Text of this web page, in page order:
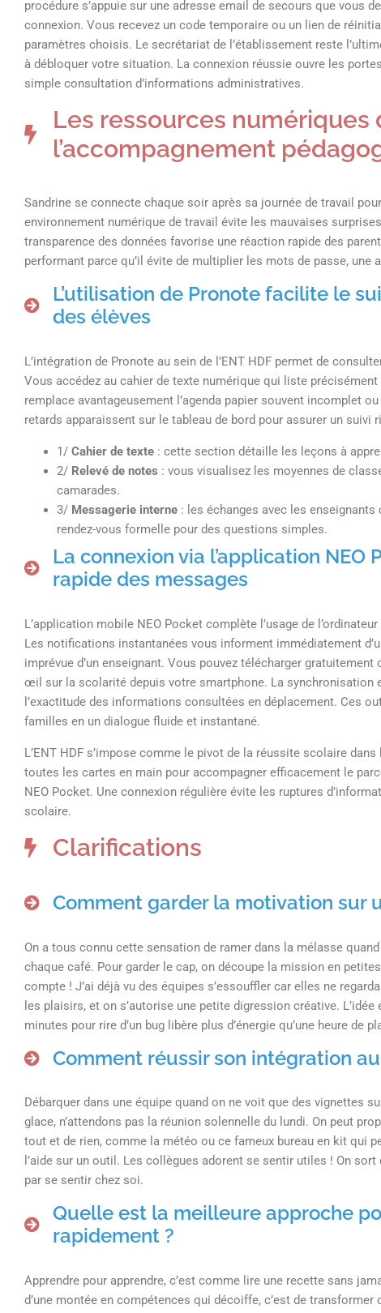
procédure s’appuie sur une adresse email de secours que vous
connexion. Vous recevez un code temporaire ou un lien de
paramètres choisis. Le secrétariat de l’établissement reste
à débloquer votre situation. La connexion réussie ouvre les
simple consultation d’informations administratives.
Les ressources
l’accompagnement
Sandrine se connecte chaque soir après sa journée de travail
environnement numérique de travail évite les mauvaises
transparence des données favorise une réaction rapide des
performant parce qu’il évite de multiplier les mots de passe, une
L’utilisation de Pronote facilite le
des élèves
L’intégration de Pronote au sein de l’ENT HDF permet de
Vous accédez au cahier de texte numérique qui liste
remplace avantageusement l’agenda papier souvent incomplet
retards apparaissent sur le tableau de bord pour assurer un suivi
1/ Cahier de texte : cette section détaille les leçons à
2/ Relevé de notes : vous visualisez les moyennes de
camarades.
3/ Messagerie interne : les échanges avec les
rendez-vous formelle pour des questions simples.
La connexion via l’application
rapide des messages
L’application mobile NEO Pocket complète l’usage de
Les notifications instantanées vous informent immédiatement
imprévue d’un enseignant. Vous pouvez télécharger
œil sur la scolarité depuis votre smartphone. La synchronisation
l’exactitude des informations consultées en déplacement. Ces
familles en un dialogue fluide et instantané.
L’ENT HDF s’impose comme le pivot de la réussite scolaire
toutes les cartes en main pour accompagner efficacement le
NEO Pocket. Une connexion régulière évite les ruptures
scolaire.
Clarifications
Comment garder la motivation sur
On a tous connu cette sensation de ramer dans la mélasse
chaque café. Pour garder le cap, on découpe la mission en
compte ! J’ai déjà vu des équipes s’essouffler car elles ne
les plaisirs, et on s’autorise une petite digression créative.
minutes pour rire d’un bug libère plus d’énergie qu’une heure de
Comment réussir son intégration
Débarquer dans une équipe quand on ne voit que des vignettes
glace, n’attendons pas la réunion solennelle du lundi. On peut
tout et de rien, comme la météo ou ce fameux bureau en kit qui
l’aide sur un outil. Les collègues adorent se sentir utiles ! On
par se sentir chez soi.
Quelle est la meilleure approche
rapidement ?
Apprendre pour apprendre, c’est comme lire une recette sans
d’une montée en compétences qui décoiffe, c’est de